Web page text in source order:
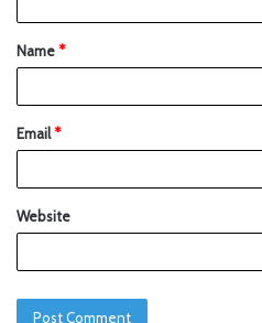
Name*
Email*
Website